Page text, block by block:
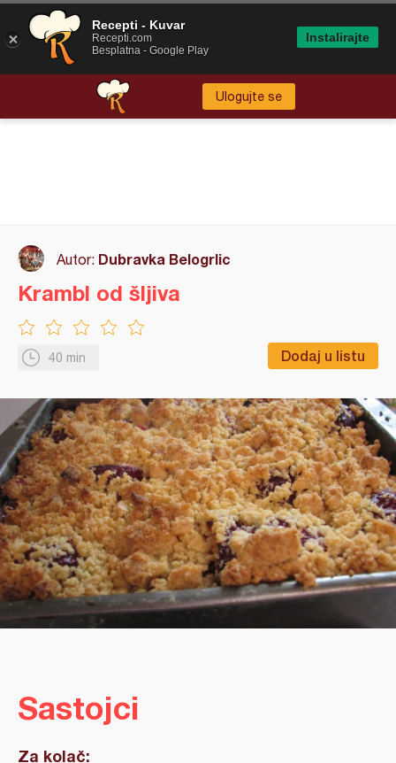
Ulogujte se
Autor: Dubravka Belogrlic
40 min Dodaj u listu
Krambl od šljiva
Sastojci
Za kolač:
Recepti - Kuvar
Recepti.com
Besplatna - Google Play
Instalirajte